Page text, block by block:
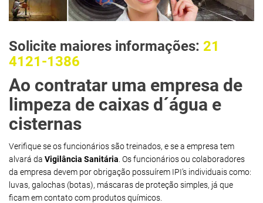
Solicite maiores informações: 21
4121-1386
Ao contratar uma empresa de
limpeza de caixas d´água e
cisternas
Verifique se os funcionários são treinados, e se a empresa tem
alvará da Vigilância Sanitária . Os funcionários ou colaboradores
da empresa devem por obrigação possuírem IPI’s individuais como:
luvas, galochas (botas), máscaras de proteção simples, já que
ficam em contato com produtos químicos.